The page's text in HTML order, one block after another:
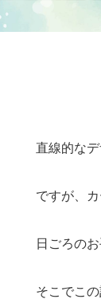
直線的な
ですが、
日ごろの
そこでこの